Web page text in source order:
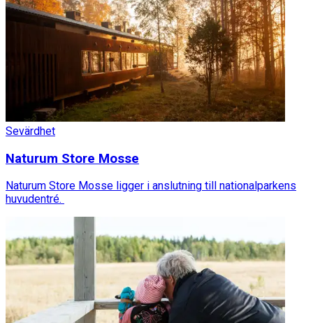
Sevärdhet
Naturum Store Mosse
Naturum Store Mosse ligger i anslutning till nationalparkens
huvudentré.